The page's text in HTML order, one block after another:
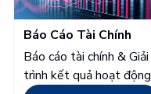
Báo Cáo Tài Chính
Báo cáo tài chính & Giải
trình kết quả hoạt động